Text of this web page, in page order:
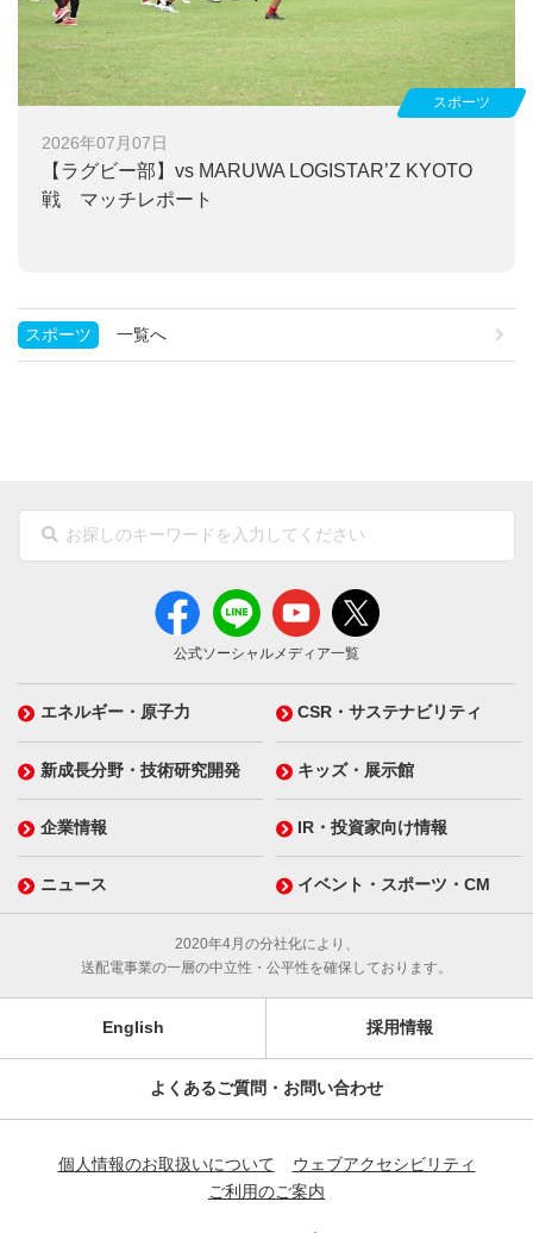
2026年07月07日
【ラグビー部】 vs MARUWA LOGISTAR’Z KYOTO
戦 マッチレポート
スポーツ
スポーツ 一覧へ
公式ソーシャルメディア一覧
エネルギー・原子力 CSR・サステナビリティ
新成長分野・技術研究開発 キッズ・展示館
企業情報 IR・投資家向け情報
ニュース イベント・スポーツ・CM
2020年4月の分社化により、
送配電事業の一層の中立性・公平性を確保しております。
English 採用情報
よくあるご質問・お問い合わせ
個人情報のお取扱いについて
ウェブアクセシビリティ
ご利用のご案内